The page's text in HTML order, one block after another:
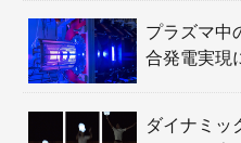
プラズマ中
合発電実現
ダイナミッ